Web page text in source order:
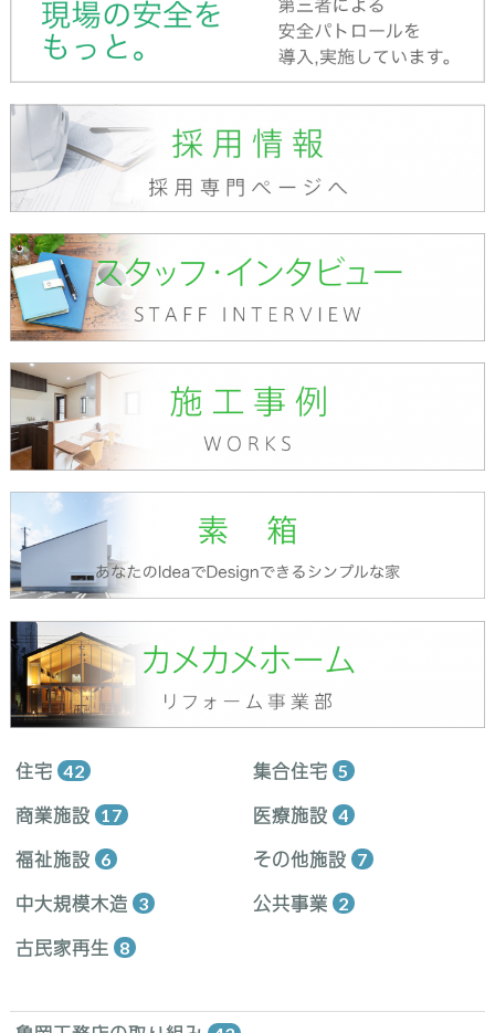
住宅 42 集合住宅 5
商業施設 17 医療施設 4
福祉施設 6 その他施設 7
中大規模木造 3 公共事業 2
古民家再生 8